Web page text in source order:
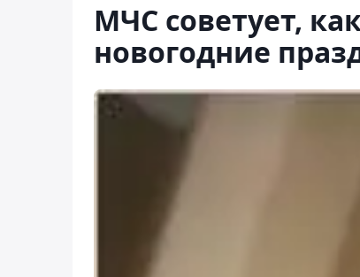
МЧС советует,
новогодние